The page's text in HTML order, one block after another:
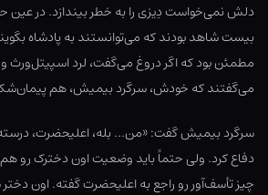
دلش نمی‌خواست دِیزی را به خطر بیندازد. در
بیست شاهد بودند که می‌توانستند به پادشاه
مطمئن بود که اگر دروغ می‌گفت، لرد اسپیتل‌ورث و
می‌گفتند که خودش، سرگرد بیمیش، هم
سرگرد بیمیش گفت: «من… بله، اعلیحضرت،
دفاع کرد. ولی حتماً باید وضعیت اون دخترک رو
چیز تأسف‌آور رو راجع به اعلیحضرت گفته. اون